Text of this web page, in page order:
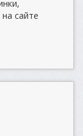
сайте